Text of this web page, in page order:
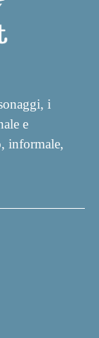
i
e
informale,